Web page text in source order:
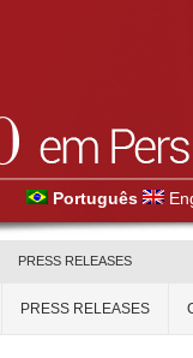
Português
PRESS RELEASES
PRESS RELEASES